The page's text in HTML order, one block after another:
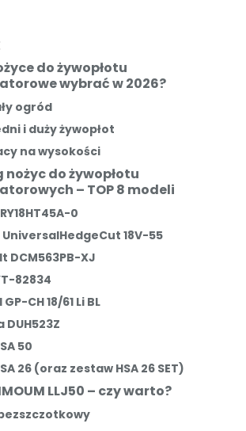
do żywopłotu
wybrać w 2026?
ogród
i duży żywopłot
na wysokości
nożyc do żywopłotu
– TOP 8 modeli
0
UniversalHedgeCut 18V-55
DCM563PB-XJ
82834
CH 18/61 Li BL
DUH523Z
50
26 (oraz zestaw HSA 26 SET)
LLJ50 – czy warto?